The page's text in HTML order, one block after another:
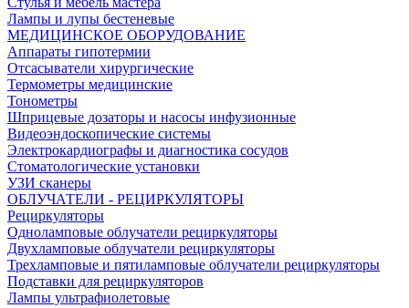
Лампы и лупы бестеневые
МЕДИЦИНСКОЕ ОБОРУДОВАНИЕ
Аппараты гипотермии
Отсасыватели хирургические
Термометры медицинские
Тонометры
Шприцевые дозаторы и насосы инфузионные
Видеоэндоскопические системы
Электрокардиографы и диагностика сосудов
Стоматологические установки
УЗИ сканеры
ОБЛУЧАТЕЛИ - РЕЦИРКУЛЯТОРЫ
Рециркуляторы
Одноламповые облучатели рециркуляторы
Двухламповые облучатели рециркуляторы
Трехламповые и пятиламповые облучатели рециркуляторы
Подставки для рециркуляторов
Лампы ультрафиолетовые